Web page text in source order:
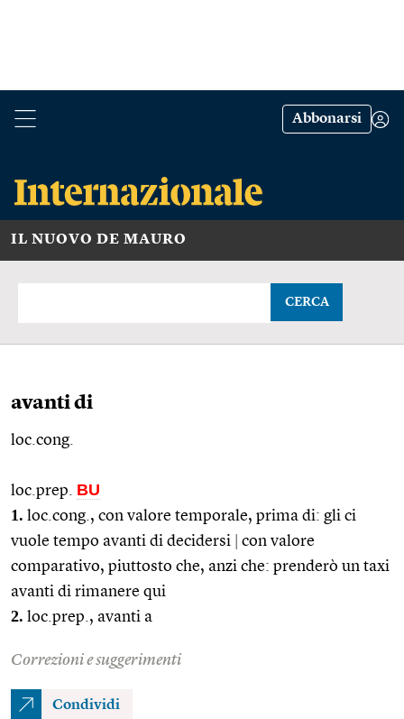
Abbonarsi
IL NUOVO DE MAURO
CERCA
avanti di
loc.cong.
loc.prep. BU
1. loc.cong. , con valore temporale, prima di: gli ci
vuole tempo avanti di decidersi
con valore
comparativo, piuttosto che, anzi che: prenderò un taxi
avanti di rimanere qui
2. loc.prep. , avanti a
Correzioni e suggerimenti
Condividi